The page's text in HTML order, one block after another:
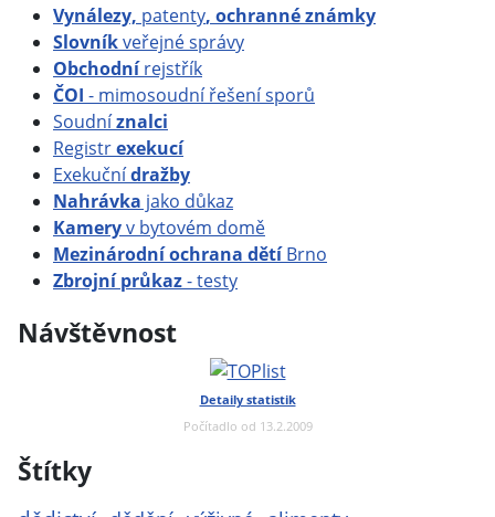
Vynálezy, patenty, ochranné známky
Slovníkveřejné správy
Obchodnírejstřík
ČOI - mimosoudní řešení sporů
Soudníznalci
Registrexekucí
Exekučnídražby
Nahrávka jako důkaz
Kameryv bytovém domě
Mezinárodní ochrana dětíBrno
Zbrojní průkaz- testy
Návštěvnost
Detaily statistik
Počítadlo od 13.2.2009
Štítky